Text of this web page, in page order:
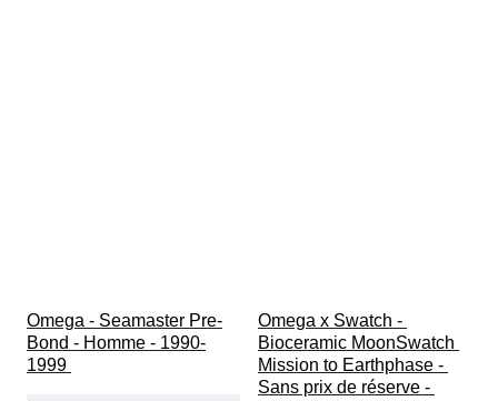
Omega - Seamaster Pre-
Bond - Homme - 1990-
1999
Omega x Swatch -
Bioceramic MoonSwatch
Mission to Earthphase -
Sans prix de réserve -